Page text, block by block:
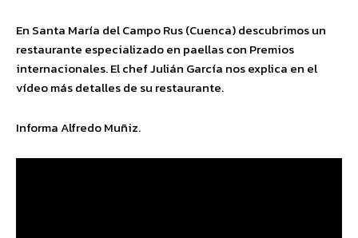
En Santa María del Campo Rus (Cuenca) descubrimos un
restaurante especializado en paellas con Premios
internacionales. El chef Julián García nos explica en el
vídeo más detalles de su restaurante.
Informa Alfredo Muñiz.